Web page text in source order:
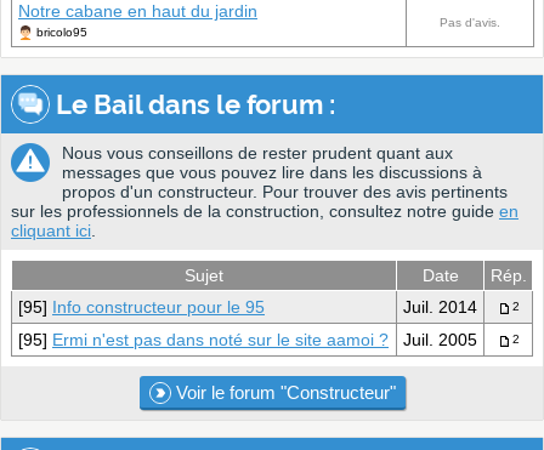
Notre cabane en haut du jardin
bricolo95
Pas d'avis.
Le Bail dans le forum :
Nous vous conseillons de rester prudent quant aux
messages que vous pouvez lire dans les discussions à
propos d'un constructeur. Pour trouver des avis pertinents
sur les professionnels de la construction, consultez notre guide en
cliquant ici
Sujet Date
Rép.
[95] Info constructeur pour le 95 Juil. 2014 2
[95] Ermi n'est pas dans noté sur le site aamoi ? Juil. 2005 2
Voir le forum "Constructeur"